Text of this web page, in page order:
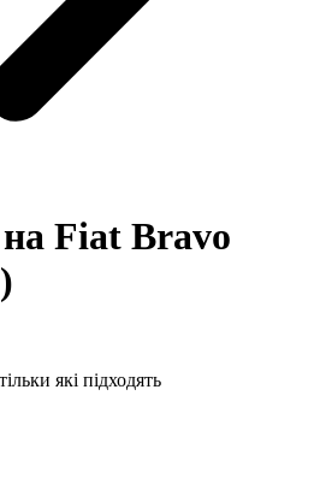
Fiat Bravo
які підходять